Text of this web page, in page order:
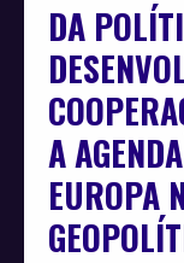
DA
A
EUROPA